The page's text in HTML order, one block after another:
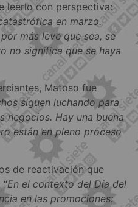
leerlo con perspectiva:
en marzo.
más leve que sea, se
no significa que se haya
Matoso fue
siguen luchando para
negocios. Hay una buena
están en pleno proceso
de reactivación que
En el contexto del Día del
en las promociones: